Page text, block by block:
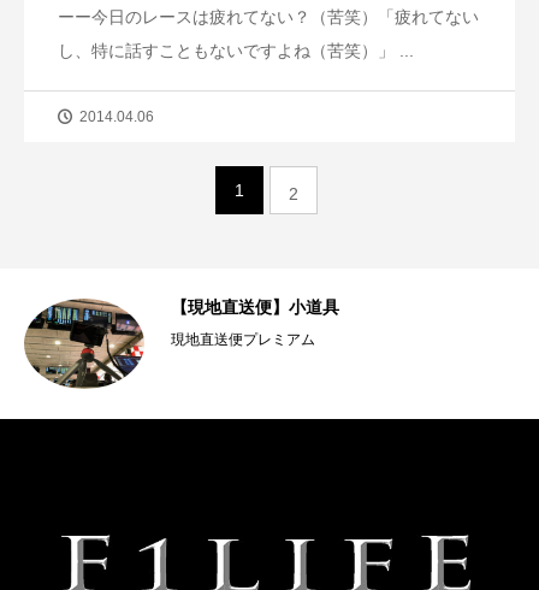
ーー今日のレースは疲れてない？（苦笑）「疲れてない
し、特に話すこともないですよね（苦笑）」 ...
2014.04.06
1 2
【現地直送便】小道具
現地直送便プレミアム